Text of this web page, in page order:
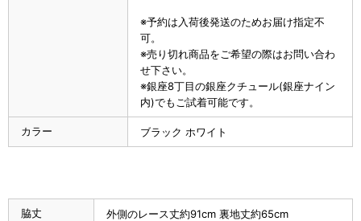
※予約は入荷後発送のためお届け指定不
可。
※売り切れ商品をご希望の際はお問い合わ
せ下さい。
※銀座8丁目の銀座クチュール(銀座ナイン
内)でもご試着可能です。
カラー ブラック ホワイト
脇丈 外側のレース丈約91cm 裏地丈約65cm